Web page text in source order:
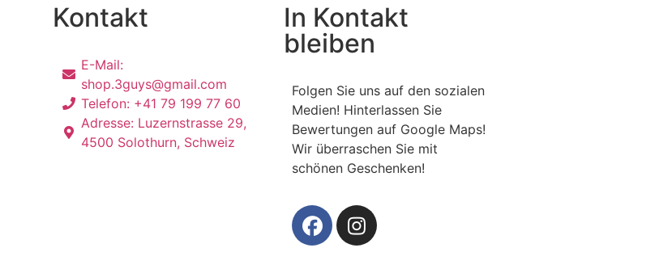
Kontakt
E-Mail:
shop.3guys@gmail.com
Telefon: +41 79 199 77 60
Adresse: Luzernstrasse 29,
4500 Solothurn, Schweiz
In Kontakt
bleiben
Folgen Sie uns auf den sozialen
Medien! Hinterlassen Sie
Bewertungen auf Google Maps!
Wir überraschen Sie mit
schönen Geschenken!